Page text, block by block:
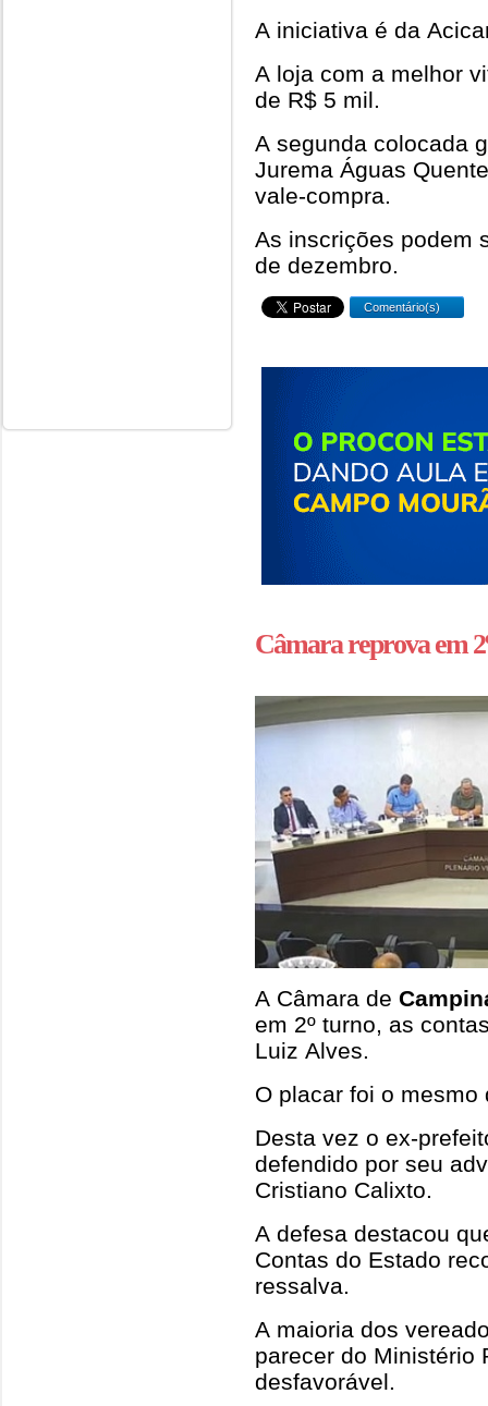
A iniciativa é da
A loja com a melhor
de R$ 5 mil.
A segunda colocada
Jurema Águas
vale-compra.
As inscrições podem
de dezembro.
Comentário(s)
Câmara reprova em
A Câmara de
em 2º turno, as
Luiz Alves.
O placar foi o mesmo
Desta vez o ex-
defendido por seu
Cristiano Calixto.
A defesa destacou
Contas do Estado
ressalva.
A maioria dos
parecer do Ministério
desfavorável.